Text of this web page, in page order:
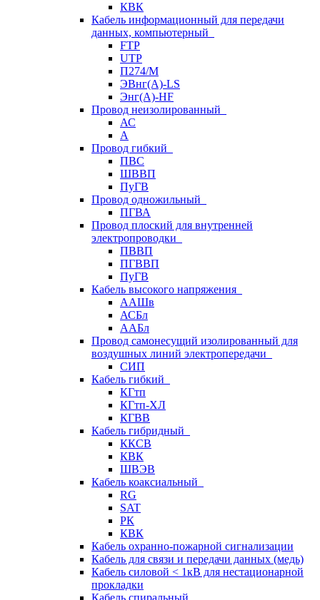
КВК
Кабель информационный для передачи
данных, компьютерный
FTP
UTP
П274/М
ЭВнг(А)-LS
Энг(А)-HF
Провод неизолированный
АС
А
Провод гибкий
ПВС
ШВВП
ПуГВ
Провод одножильный
ПГВА
Провод плоский для внутренней
электропроводки
ПВВП
ПГВВП
ПуГВ
Кабель высокого напряжения
ААШв
АСБл
ААБл
Провод самонесущий изолированный для
воздушных линий электропередачи
СИП
Кабель гибкий
КГтп
КГтп-ХЛ
КГВВ
Кабель гибридный
ККСВ
КВК
ШВЭВ
Кабель коаксиальный
RG
SAT
РК
КВК
Кабель охранно-пожарной сигнализации
Кабель для связи и передачи данных (медь)
Кабель силовой < 1кВ для нестационарной
прокладки
Кабель спиральный